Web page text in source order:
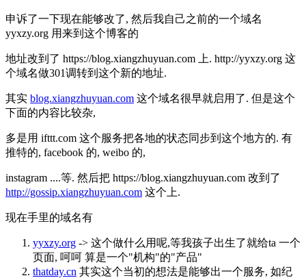
申诉了一下现在能够改了, 然后我自己之前的一个域名
yyxzy.org 用来到这个博客的
地址改到了 https://blog.xiangzhuyuan.com 上. http://yyxzy.org 这
个域名做301调转到这个新的地址.
其实 blog.xiangzhuyuan.com 这个域名很早就启用了. 但是这个
下面的内容比较杂,
多是用 ifttt.com 这个服务把各地的状态同步到这个地方的. 有
推特的, facebook 的, weibo 的,
instagram ....等. 然后把 https://blog.xiangzhuyuan.com 改到了
http://gossip.xiangzhuyuan.com 这个上.
现在手里的域名有
yyxzy.org -> 这个做什么用呢,等我孩子出生了就给ta 一个
页面, 呵呵 算是一个"机构"的"产品"
thatday.cn 其实这个当初的想法是能够出一个服务, 如纪